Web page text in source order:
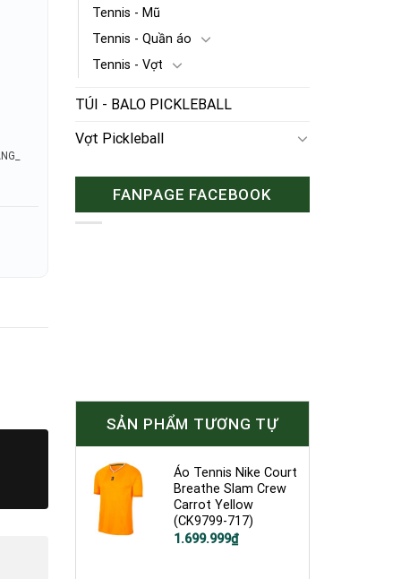
Tennis - Mũ
Tennis - Quần áo
Tennis - Vợt
TÚI - BALO PICKLEBALL
Vợt Pickleball
FANPAGE FACEBOOK
SẢN PHẨM TƯƠNG TỰ
Áo Tennis Nike Court
Breathe Slam Crew
Carrot Yellow
(CK9799-717)
Giá
1.699.999₫
Giá